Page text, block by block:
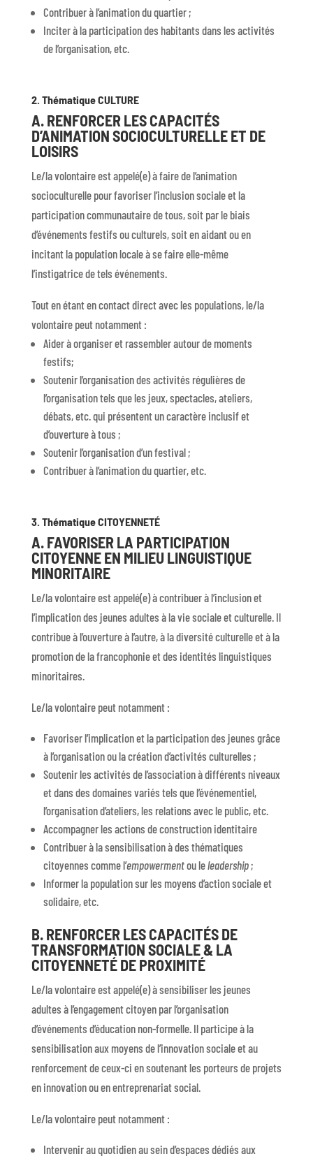
Contribuer à l’animation du quartier ;
Inciter à la participation des habitants dans les activités
de l’organisation, etc.
2. Thématique CULTURE
A. RENFORCER LES CAPACITÉS
D’ANIMATION SOCIOCULTURELLE ET DE
LOISIRS
Le/la volontaire est appelé(e) à faire de l’animation
socioculturelle pour favoriser l’inclusion sociale et la
participation communautaire de tous, soit par le biais
d’événements festifs ou culturels, soit en aidant ou en
incitant la population locale à se faire elle-même
l’instigatrice de tels événements.
Tout en étant en contact direct avec les populations, le/la
volontaire peut notamment :
Aider à organiser et rassembler autour de moments
festifs;
Soutenir l’organisation des activités régulières de
l’organisation tels que les jeux, spectacles, ateliers,
débats, etc. qui présentent un caractère inclusif et
d’ouverture à tous ;
Soutenir l’organisation d’un festival ;
Contribuer à l’animation du quartier, etc.
3. Thématique CITOYENNETÉ
A. FAVORISER LA PARTICIPATION
CITOYENNE EN MILIEU LINGUISTIQUE
MINORITAIRE
Le/la volontaire est appelé(e) à contribuer à l’inclusion et
l’implication des jeunes adultes à la vie sociale et culturelle. Il
contribue à l’ouverture à l’autre, à la diversité culturelle et à la
promotion de la francophonie et des identités linguistiques
minoritaires.
Le/la volontaire peut notamment :
Favoriser l’implication et la participation des jeunes grâce
à l’organisation ou la création d’activités culturelles ;
Soutenir les activités de l’association à différents niveaux
et dans des domaines variés tels que l’événementiel,
l’organisation d’ateliers, les relations avec le public, etc.
Accompagner les actions de construction identitaire
Contribuer à la sensibilisation à des thématiques
citoyennes comme l’empowermentou leleadership;
Informer la population sur les moyens d’action sociale et
solidaire, etc.
B. RENFORCER LES CAPACITÉS DE
TRANSFORMATION SOCIALE & LA
CITOYENNETÉ DE PROXIMITÉ
Le/la volontaire est appelé(e) à sensibiliser les jeunes
adultes à l’engagement citoyen par l’organisation
d’événements d’éducation non-formelle. Il participe à la
sensibilisation aux moyens de l’innovation sociale et au
renforcement de ceux-ci en soutenant les porteurs de projets
en innovation ou en entreprenariat social.
Le/la volontaire peut notamment :
Intervenir au quotidien au sein d’espaces dédiés aux